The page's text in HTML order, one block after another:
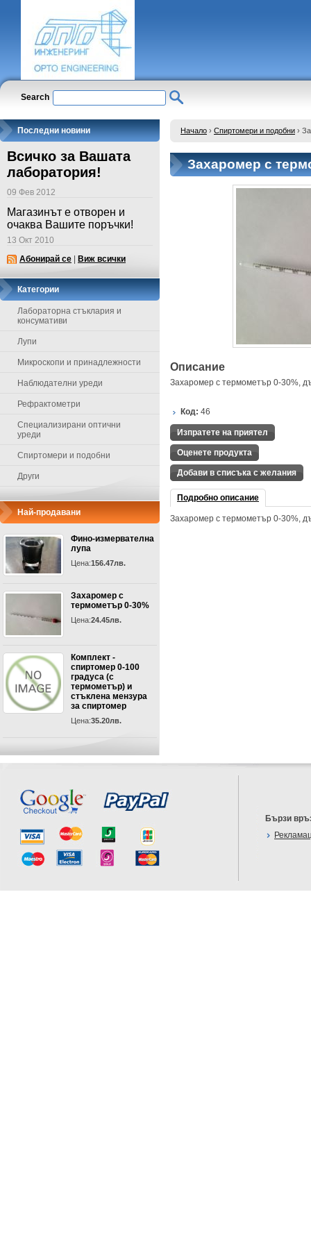
Search
Последни новини
Всичко за Вашата
лаборатория!
09 Фев 2012
Магазинът е отворен и
очаква Вашите поръчки!
13 Окт 2010
Абонирай се
Виж всички
Категории
Лабораторна стъклария и
консумативи
Лупи
Микроскопи и принадлежности
Наблюдателни уреди
Рефрактометри
Специализирани оптични
уреди
Спиртомери и подобни
Други
Най-продавани
Фино-измервателна
лупа
Цена:156.47лв.
Захаромер с
термометър 0-30%
Цена:24.45лв.
Комплект -
спиртомер 0-100
градуса (с
термометър) и
стъклена мензура
за спиртомер
Цена:35.20лв.
Начало › Спиртомери и подобни ›
Захаромер с
Описание
Захаромер с термометър 0-30%,
Код: 46
Изпратете на приятел
Оценете продукта
Добави в списъка с желания
Подробно описание
Захаромер с термометър 0-30%,
Бързи